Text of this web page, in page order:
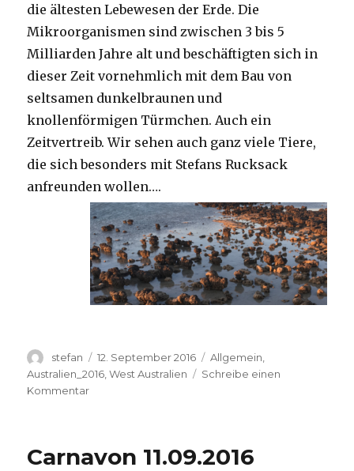
die ältesten Lebewesen der Erde. Die
Mikroorganismen sind zwischen 3 bis 5
Milliarden Jahre alt und beschäftigten sich in
dieser Zeit vornehmlich mit dem Bau von
seltsamen dunkelbraunen und
knollenförmigen Türmchen. Auch ein
Zeitvertreib. Wir sehen auch ganz viele Tiere,
die sich besonders mit Stefans Rucksack
anfreunden wollen….
Autor
stefan
Veröffentlicht
am
12. September 2016 Kategorien
Allgemein
Australien_2016 ,West Australien
Schreibe einen
Kommentarzu
Carnavon 11.09.2016